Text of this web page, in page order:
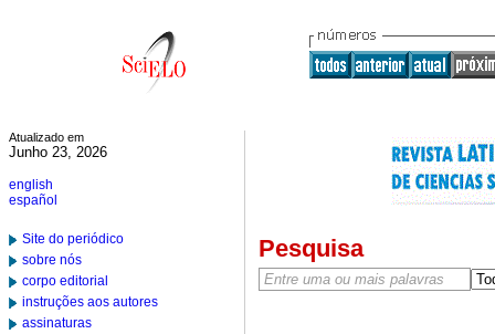
Atualizado em
Junho 23, 2026
english
español
Site do periódico
sobre nós
corpo editorial
instruções aos autores
assinaturas
Pesquisa